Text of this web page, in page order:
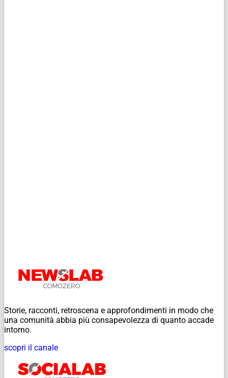
Storie, racconti, retroscena e approfondimenti in modo che
una comunità abbia più consapevolezza di quanto accade
intorno.
scopri il canale